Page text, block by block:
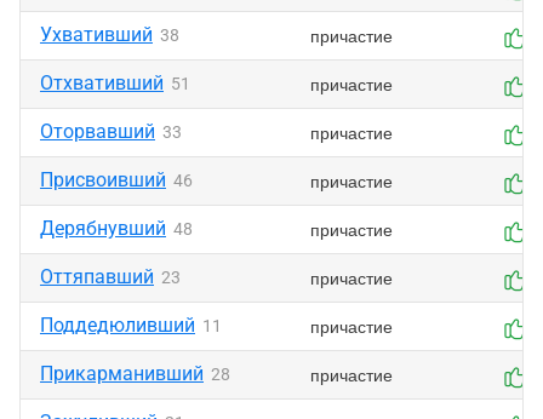
Ухвативший 38 причастие
Отхвативший 51 причастие
Оторвавший 33 причастие
Присвоивший 46 причастие
Дерябнувший 48 причастие
Оттяпавший 23 причастие
Поддедюливший 11 причастие
Прикарманивший 28 причастие